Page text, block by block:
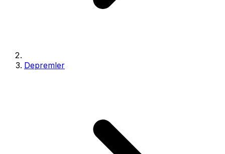
Depremler